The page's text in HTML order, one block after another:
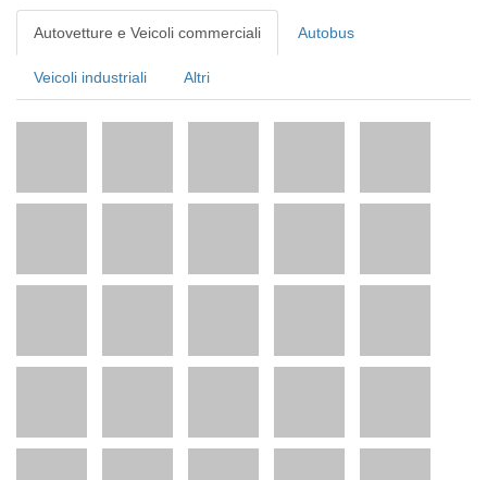
Autovetture e Veicoli commerciali Autobus
Veicoli industriali Altri